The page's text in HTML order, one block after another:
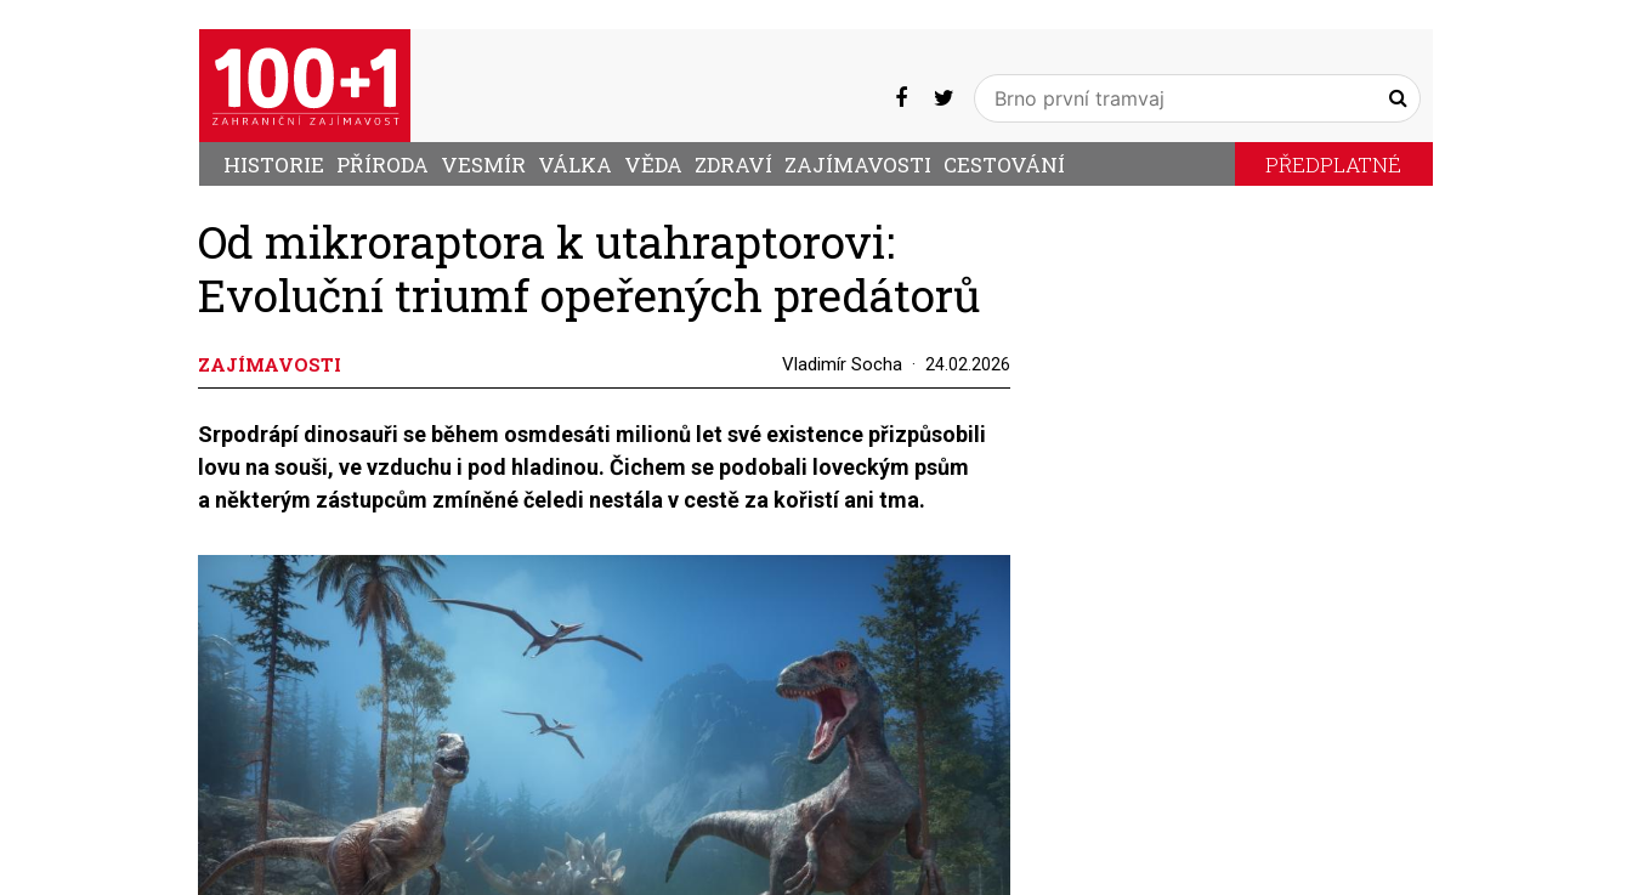
HISTORIE PŘÍRODA VESMÍR VÁLKA VĚDA ZDRAVÍ ZAJÍMAVOSTI CESTOVÁNÍ PŘEDPLATNÉ
Od mikroraptora k utahraptorovi:
Evoluční triumf opeřených predátorů
ZAJÍMAVOSTI Vladimír Socha 24.02.2026
Srpodrápí dinosauři se během osmdesáti milionů let své existence přizpůsobili
lovu na souši, ve vzduchu i pod hladinou. Čichem se podobali loveckým psům
a některým zástupcům zmíněné čeledi nestála v cestě za kořistí ani tma.